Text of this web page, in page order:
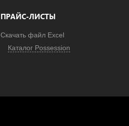
ПРАЙС-ЛИСТЫ
Скачать файл Excel
Каталог Possession